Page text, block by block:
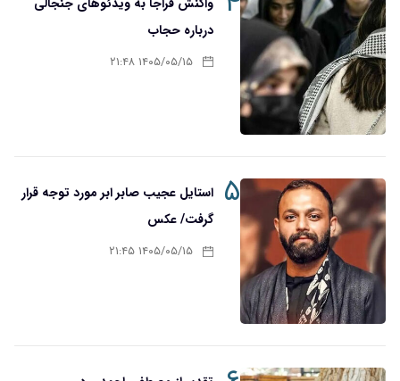
درباره حجاب
۱۴۰۵/۰۵/۱۵ ۲۱:۴۸
۵ استایل عجیب صابر ابر مورد توجه قرار
گرفت/ عکس
۱۴۰۵/۰۵/۱۵ ۲۱:۴۵